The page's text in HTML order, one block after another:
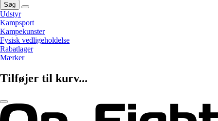
Søg
Udstyr
Kampsport
Kampekunster
Fysisk vedligeholdelse
Rabatlager
Mærker
Tilføjer til kurv...